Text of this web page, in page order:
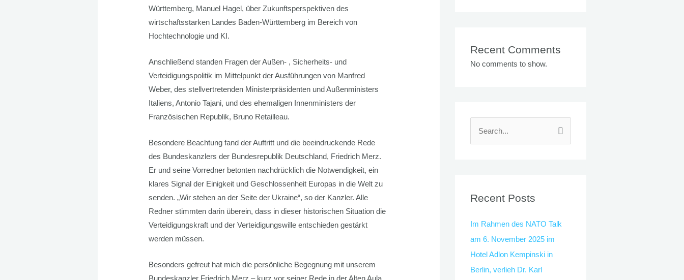
Württemberg, Manuel Hagel, über Zukunftsperspektiven des
wirtschaftsstarken Landes Baden-Württemberg im Bereich von
Hochtechnologie und KI.
Anschließend standen Fragen der Außen- , Sicherheits- und
Verteidigungspolitik im Mittelpunkt der Ausführungen von Manfred
Weber, des stellvertretenden Ministerpräsidenten und Außenministers
Italiens, Antonio Tajani, und des ehemaligen Innenministers der
Französischen Republik, Bruno Retailleau.
Besondere Beachtung fand der Auftritt und die beeindruckende Rede
des Bundeskanzlers der Bundesrepublik Deutschland, Friedrich Merz.
Er und seine Vorredner betonten nachdrücklich die Notwendigkeit, ein
klares Signal der Einigkeit und Geschlossenheit Europas in die Welt zu
senden. „Wir stehen an der Seite der Ukraine“, so der Kanzler. Alle
Redner stimmten darin überein, dass in dieser historischen Situation die
Verteidigungskraft und der Verteidigungswille entschieden gestärkt
werden müssen.
Besonders gefreut hat mich die persönliche Begegnung mit unserem
Bundeskanzler Friedrich Merz – kurz vor seiner Rede in der Alten Aula.
Recent Comments
No comments to show.
c
f
o
r
:
Recent Posts
Im Rahmen des NATO Talk
am 6. November 2025 im
Hotel Adlon Kempinski in
Berlin, verlieh Dr. Karl